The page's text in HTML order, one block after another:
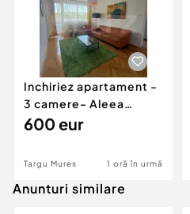
Inchiriez apartament -
3 camere- Aleea
Carpati
600 eur
Targu Mures 1 oră în urmă
Anunturi similare